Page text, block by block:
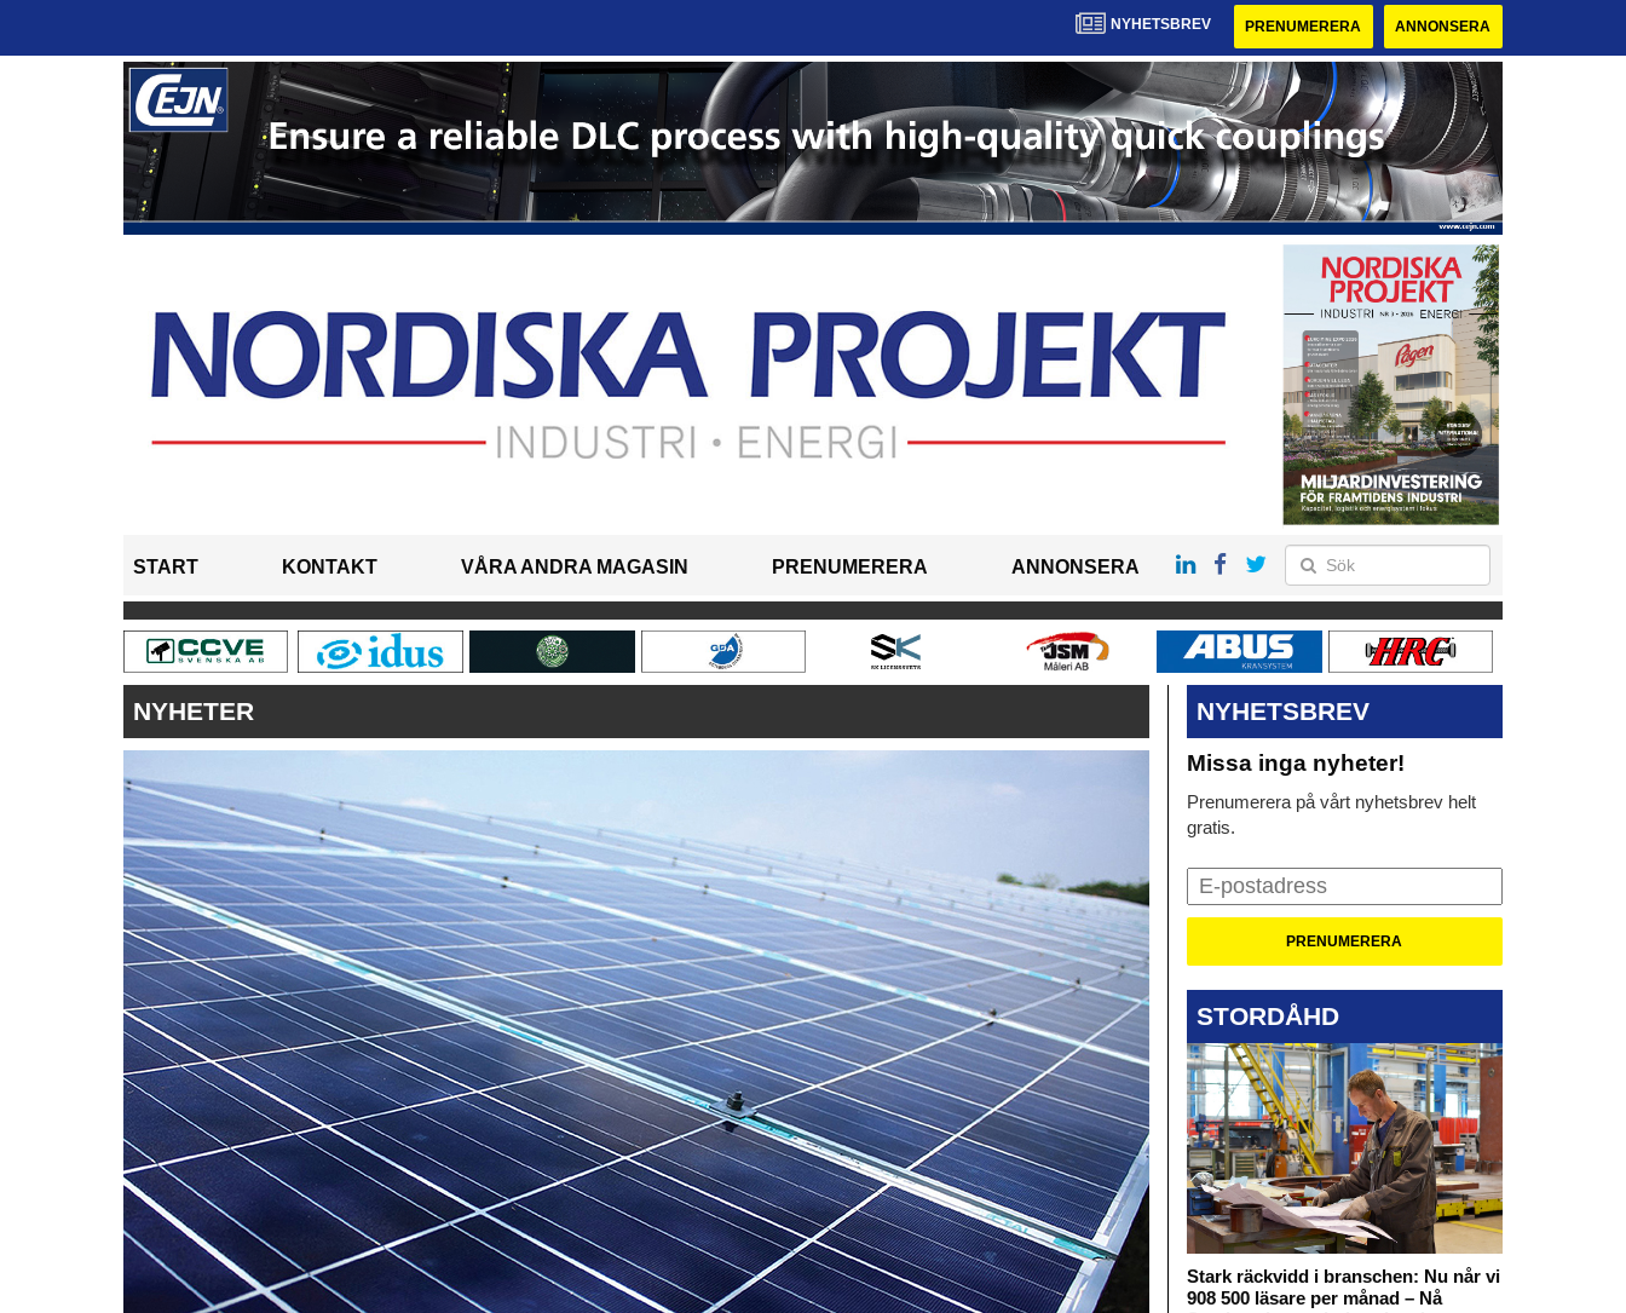
NYHETSBREV PRENUMERERA ANNONSERA
START KONTAKT VÅRA ANDRA MAGASIN PRENUMERERA ANNONSERA
NYHETER NYHETSBREV
Missa inga nyheter!
Prenumerera på vårt nyhetsbrev helt
gratis.
STORDÅHD
Stark räckvidd i branschen: Nu når vi
908 500 läsare per månad – Nå